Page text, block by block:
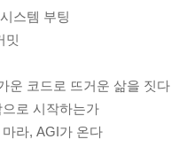
스템 부팅
밋
운 코드로 뜨거운 삶을 짓다
로 시작하는가
라, AGI가 온다